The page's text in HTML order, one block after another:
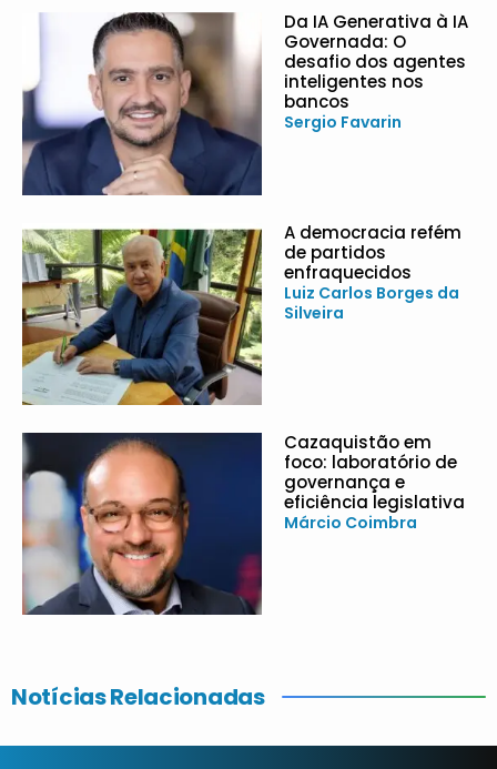
Da IA Generativa à IA
Governada: O
desafio dos agentes
inteligentes nos
bancos
Sergio Favarin
A democracia refém
de partidos
enfraquecidos
Luiz Carlos Borges da
Silveira
Cazaquistão em
foco: laboratório de
governança e
eficiência legislativa
Márcio Coimbra
Notícias Relacionadas